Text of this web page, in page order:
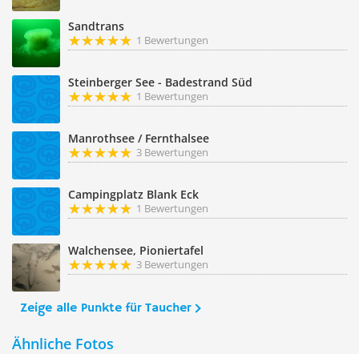
Sandtrans
1 Bewertungen
Steinberger See - Badestrand Süd
1 Bewertungen
Manrothsee / Fernthalsee
3 Bewertungen
Campingplatz Blank Eck
1 Bewertungen
Walchensee, Pioniertafel
3 Bewertungen
Zeige alle Punkte für Taucher
Ähnliche Fotos